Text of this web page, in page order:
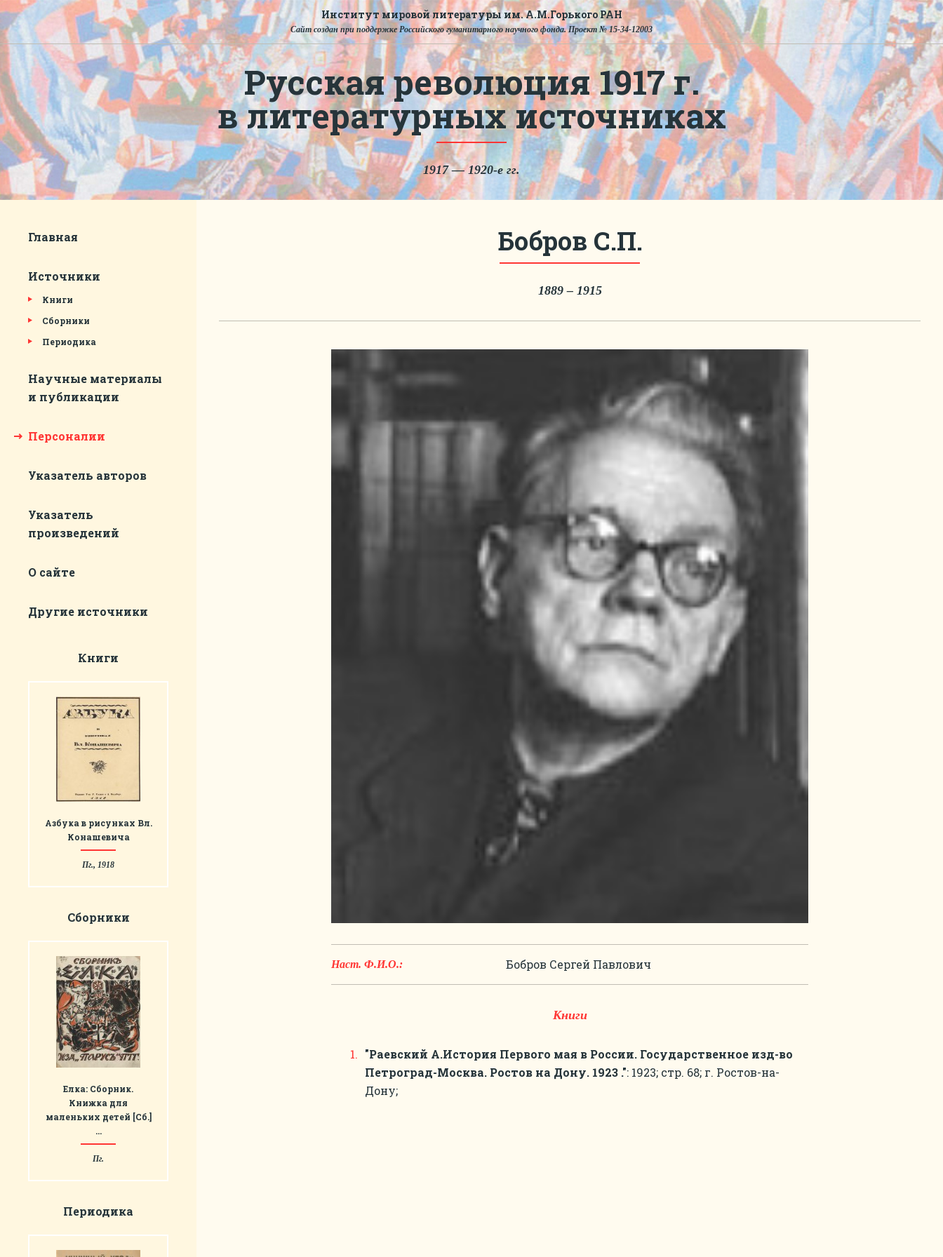
Институт мировой литературы им. А.М.Горького РАН
Сайт создан при поддержке Российского гуманитарного научного фонда. Проект № 15-34-12003
Русская революция 1917 г.
в литературных источниках
1917 — 1920-е гг.
Главная
Источники
Книги
Сборники
Периодика
Научные материалы
и публикации
Персоналии
Указатель авторов
Указатель
произведений
О сайте
Другие источники
Книги
Азбука в рисунках Вл.
Конашевича
Пг., 1918
Сборники
Елка: Сборник.
Книжка для
маленьких детей [Сб.]
…
Пг.
Периодика
Бобров С.П.
1889 – 1915
Наст. Ф.И.О.: Бобров Сергей Павлович
Книги
"Раевский А.История Первого мая в России. Государственное изд-во
Петроград-Москва. Ростов на Дону. 1923 .": 1923; стр. 68; г. Ростов-на-
Дону;